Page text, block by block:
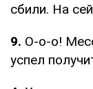
сбили. На
9. О-о-о!
успел